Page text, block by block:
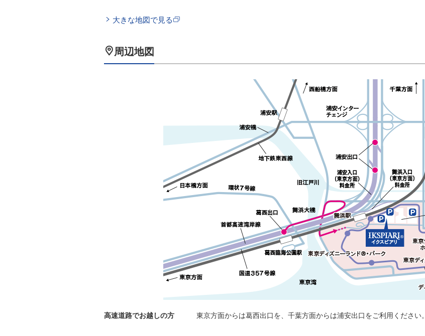
大きな地図で見る
周辺地図
高速道路でお越しの方 東京方面からは葛西出口を、千葉方面からは浦安出口をご利用ください。